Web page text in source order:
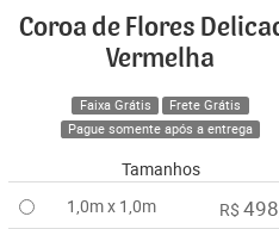
Coroa de Flores
Vermelha
Faixa Grátis
Frete Grátis
Pague somente após a entrega
Tamanhos
1,0m x 1,0m
R$